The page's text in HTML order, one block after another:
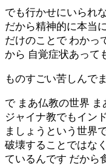
でも行かせにいられ
だから精神的に本当
だけのことで わかっ
から 自覚症状あって
ものすごい苦しんで
で まあ仏教の世界
ジャイナ教でもイン
ましょうという世界
破壊することではな
ているんです だから